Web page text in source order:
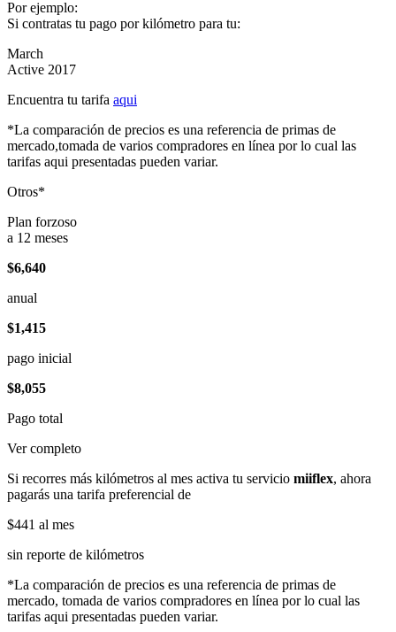
Por ejemplo:
Si contratas tu pago por kilómetro para tu:
March
Active 2017
Encuentra tu tarifa aqui
*La comparación de precios es una referencia de primas de
mercado,tomada de varios compradores en línea por lo cual las
tarifas aqui presentadas pueden variar.
Otros*
Plan forzoso
a 12 meses
$6,640
anual
$1,415
pago inicial
$8,055
Pago total
Ver completo
Si recorres más kilómetros al mes activa tu servicio miiflex, ahora
pagarás una tarifa preferencial de
$441 al mes
sin reporte de kilómetros
*La comparación de precios es una referencia de primas de
mercado, tomada de varios compradores en línea por lo cual las
tarifas aqui presentadas pueden variar.